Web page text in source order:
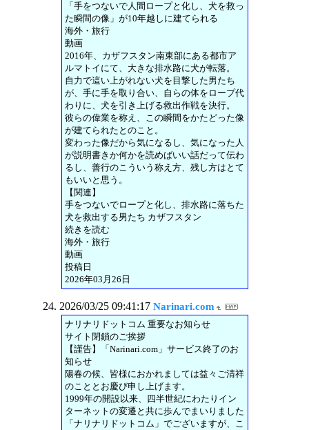
「手をつないで人間ロープと化し、犬を救っ
た瞬間の像」が10年越しに建てられる
海外・旅行
動画
2016年、カザフスタン南東部にある都市ア
ルマトイにて、大きな排水路に犬が転落。
自力で這い上がれない犬を目撃した男たち
が、手に手を取り合い、自らの体をロープ代
わりに、犬を引き上げる救出作戦を決行。
彼らの偉業を称え、この瞬間をかたどった像
が建てられたとのこと。
変わった像だから気になるし、気になった人
が説明書きか何かを読めばいい話だって伝わ
るし、善行のこういう称え方、残し方はとて
もいいと思う。
【関連】
手をつないでロープと化し、排水路に落ちた
犬を救出する男たち カザフスタン
続きを読む
海外・旅行
動画
投稿日
2026年03月26日
2026/03/25 09:41:17 Narinari.com
ナリナリドットコム 重要なお知らせ
サイト閉鎖のご挨拶
【謹告】「Narinari.com」サービス終了のお
知らせ
陽春の候、皆様におかれましては益々ご清祥
のこととお慶び申し上げます。
1999年の開設以来、四半世紀にわたりイン
ターネットの変遷と共に歩んでまいりました
「ナリナリドットコム」でございますが、こ